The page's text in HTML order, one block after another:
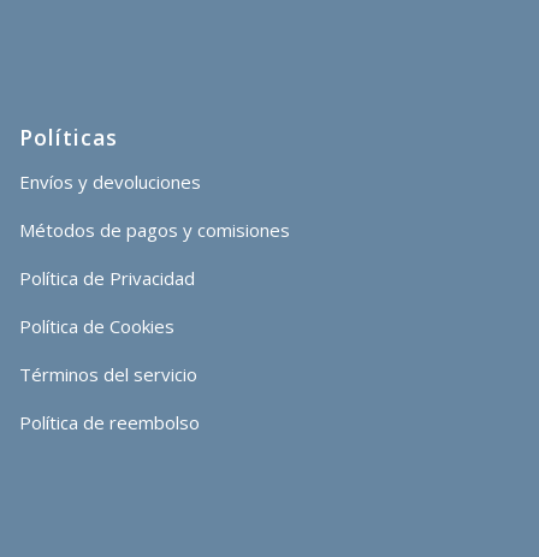
Políticas
Envíos y devoluciones
Métodos de pagos y comisiones
Política de Privacidad
Política de Cookies
Términos del servicio
Política de reembolso